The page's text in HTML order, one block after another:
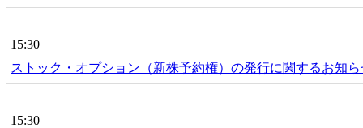
15:30
ストック・オプション（新株予約権）の発行に関するお知ら
15:30